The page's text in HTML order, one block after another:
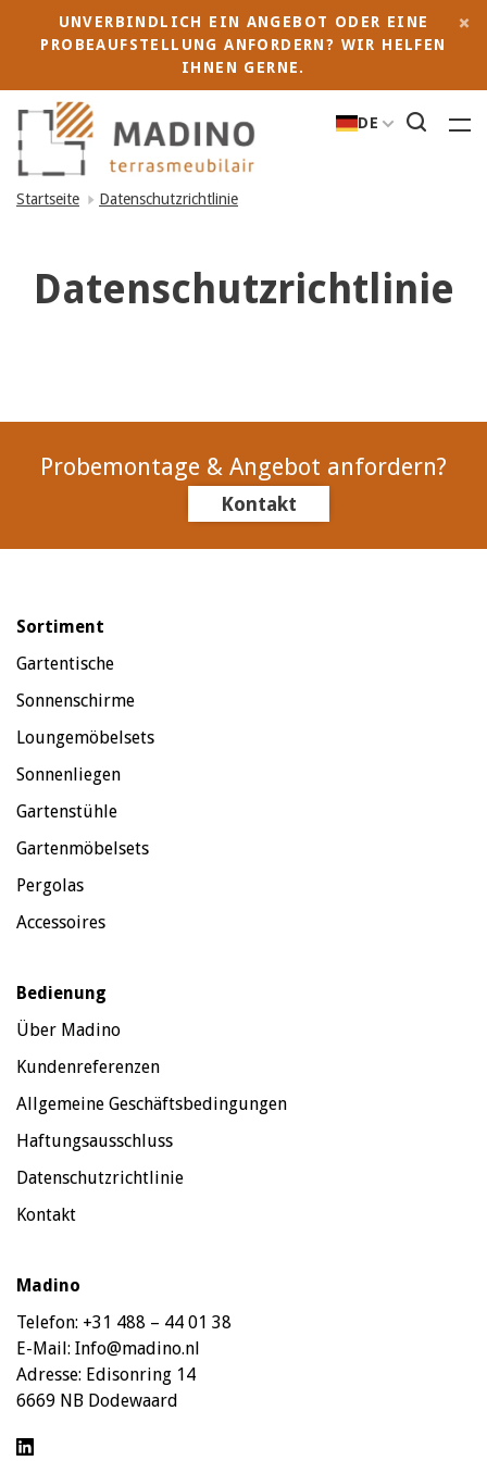
UNVERBINDLICH EIN ANGEBOT ODER EINE
PROBEAUFSTELLUNG ANFORDERN? WIR HELFEN
IHNEN GERNE.
DE
Startseite Datenschutzrichtlinie
Datenschutzrichtlinie
Probemontage & Angebot anfordern?
Kontakt
Sortiment
Gartentische
Sonnenschirme
Loungemöbelsets
Sonnenliegen
Gartenstühle
Gartenmöbelsets
Pergolas
Accessoires
Bedienung
Über Madino
Kundenreferenzen
Allgemeine Geschäftsbedingungen
Haftungsausschluss
Datenschutzrichtlinie
Kontakt
Madino
Telefon: +31 488 – 44 01 38
E-Mail: Info@madino.nl
Adresse: Edisonring 14
6669 NB Dodewaard